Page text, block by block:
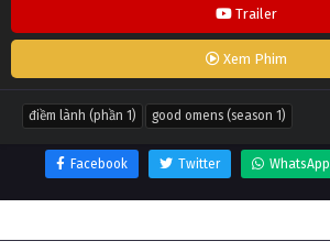
Trailer
Xem Phim
điềm lành (phần 1) good omens (season 1)
Facebook Twitter WhatsApp